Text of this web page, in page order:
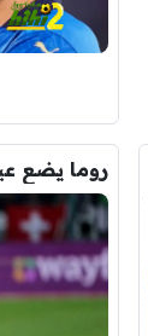
روما يضع